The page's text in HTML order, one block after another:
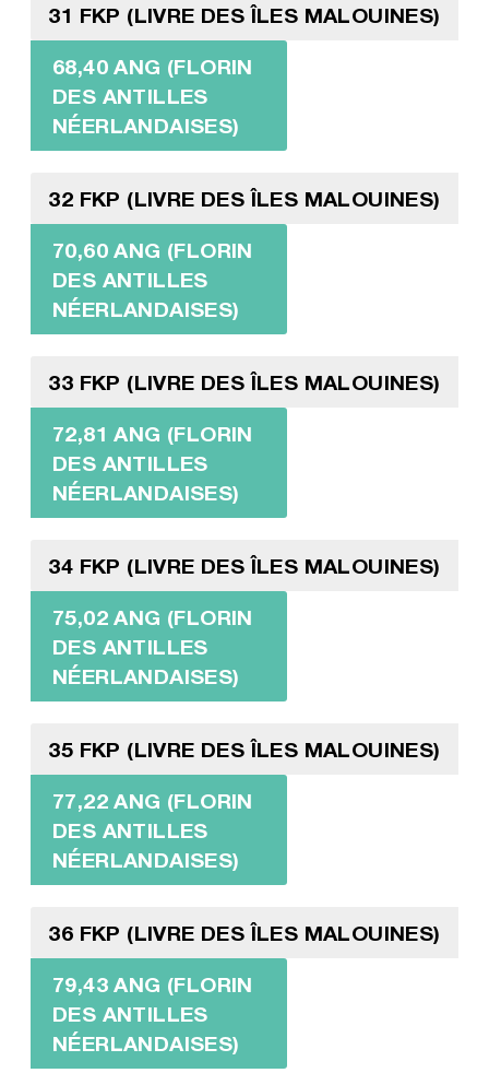
31 FKP (LIVRE DES ÎLES MALOUINES)
68,40 ANG (FLORIN
DES ANTILLES
NÉERLANDAISES)
32 FKP (LIVRE DES ÎLES MALOUINES)
70,60 ANG (FLORIN
DES ANTILLES
NÉERLANDAISES)
33 FKP (LIVRE DES ÎLES MALOUINES)
72,81 ANG (FLORIN
DES ANTILLES
NÉERLANDAISES)
34 FKP (LIVRE DES ÎLES MALOUINES)
75,02 ANG (FLORIN
DES ANTILLES
NÉERLANDAISES)
35 FKP (LIVRE DES ÎLES MALOUINES)
77,22 ANG (FLORIN
DES ANTILLES
NÉERLANDAISES)
36 FKP (LIVRE DES ÎLES MALOUINES)
79,43 ANG (FLORIN
DES ANTILLES
NÉERLANDAISES)